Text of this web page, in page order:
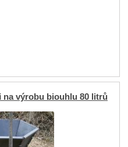
na výrobu biouhlu 80 litrů